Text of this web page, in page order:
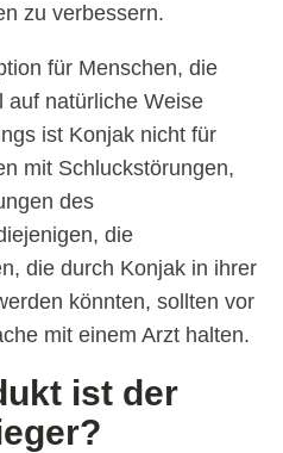
zu verbessern.
für Menschen, die
auf natürliche Weise
ist Konjak nicht für
mit Schluckstörungen,
des
die
die durch Konjak in ihrer
könnten, sollten vor
mit einem Arzt halten.
ist der